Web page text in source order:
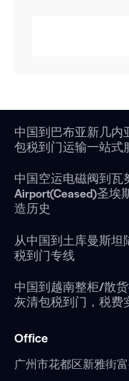
中国到巴布亚新几内
包税到门运输一站式
中国空运电磁阀到瓦
Airport(Ceased)圣埃
造历史
从中国到土库曼斯
税到门专线
中国到越南整柜/散
灰清包税到门，税费
Office
广州市花都区新雅街